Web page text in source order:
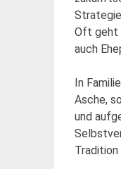
Oft geht
auch
In
Asche,
und
Tradition